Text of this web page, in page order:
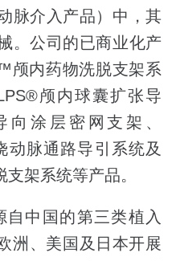
脉介入产品）中，其
。公司的已商业化产
颅内药物洗脱支架系
颅内球囊扩张导
向涂层密网支架、
动脉通路导引系统及
架系统等产品。
中国的第三类植入
洲、美国及日本开展